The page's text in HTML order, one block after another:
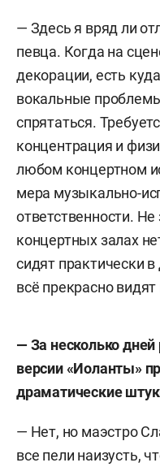
— Здесь я вряд ли
певца. Когда на
декорации, есть
вокальные
спрятаться.
концентрация и
любом концертном
мера музыкально-
ответственности.
концертных залах
сидят практически в
всё прекрасно
— За несколько
версии «Иоланты»
драматические
— Нет, но маэстро
все пели наизусть,